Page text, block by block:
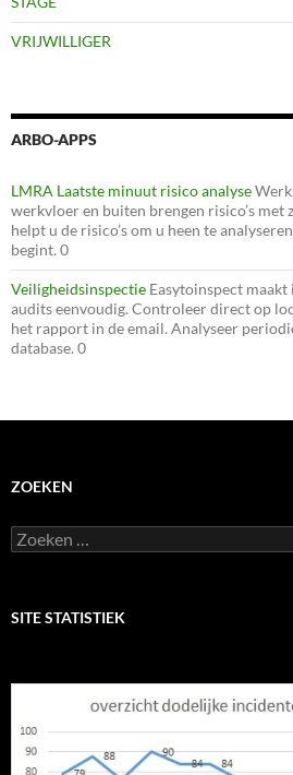
VRIJWILLIGER
ARBO-APPS
LMRA Laatste minuut risico analyse
werkvloer en buiten brengen risico’s met
helpt u de risico’s om u heen te
begint. 0
Veiligheidsinspectie Easytoinspect
audits eenvoudig. Controleer direct op
het rapport in de email. Analyseer
database. 0
ZOEKEN
Zoeken
naar:
SITE STATISTIEK